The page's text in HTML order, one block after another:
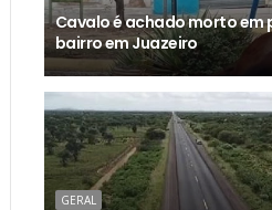
Cavalo é achado morto em
bairro em Juazeiro
GERAL